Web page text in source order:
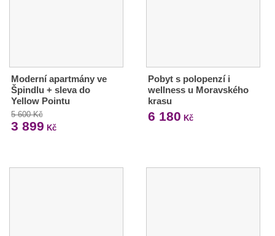
Moderní apartmány ve
Špindlu + sleva do
Yellow Pointu
5 600 Kč
3 899 Kč
Pobyt s polopenzí i
wellness u Moravského
krasu
6 180 Kč